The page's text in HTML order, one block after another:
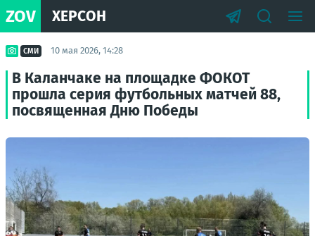
ZOV ХЕРСОН
СМИ 10 мая 2026, 14:28
В Каланчаке на площадке ФОКОТ
прошла серия футбольных матчей 88,
посвященная Дню Победы